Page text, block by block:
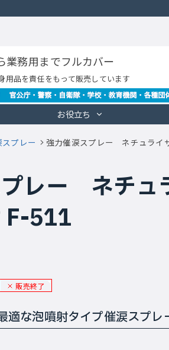
業務用までフルカバー
用品を責任をもって販売しています
お役立ち
プレー 強力催涙スプレー ネチュラ
プレー ネチ
511
販売終了
適な泡噴射タイプ催涙スプレ